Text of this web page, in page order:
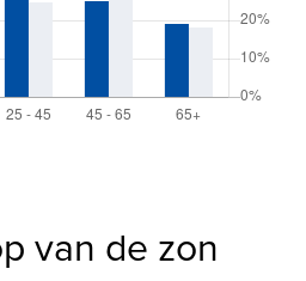
van de zon